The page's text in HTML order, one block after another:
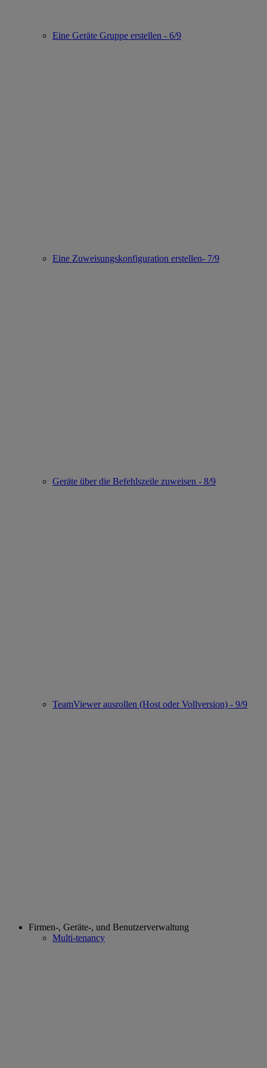
Eine Geräte Gruppe erstellen - 6/9
Eine Zuweisungskonfiguration erstellen- 7/9
Geräte über die Befehlszeile zuweisen - 8/9
TeamViewer ausrollen (Host oder Vollversion) - 9/9
Firmen-, Geräte-, und Benutzerverwaltung
Multi-tenancy